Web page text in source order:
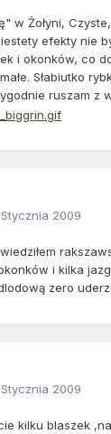
w Żołyni,
efekty nie
i okonków, co
Słabiutko
ruszam z
Stycznia 2009
i kilka
zero
Stycznia 2009
kilku blaszek